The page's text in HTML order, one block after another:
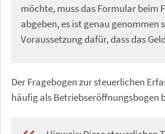
möchte, muss das Formular beim
abgeben, es ist genau genommen
Voraussetzung dafür, dass das
Der Fragebogen zur steuerlichen
häufig als Betriebseröffnungsbogen